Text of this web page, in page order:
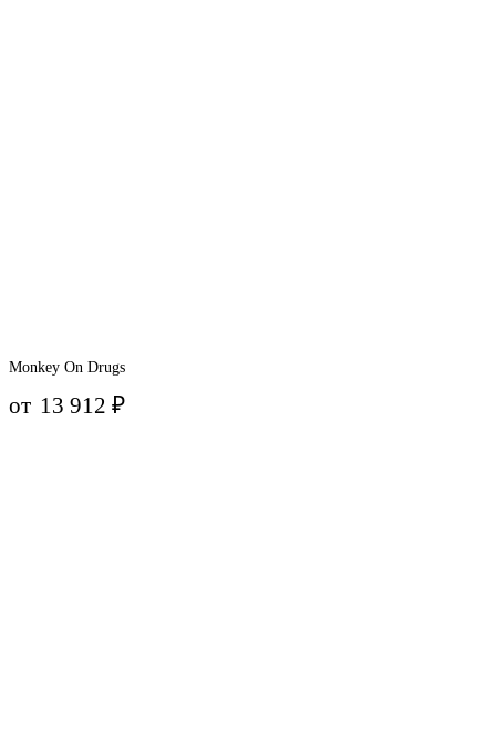
Monkey On Drugs
от 13 912₽